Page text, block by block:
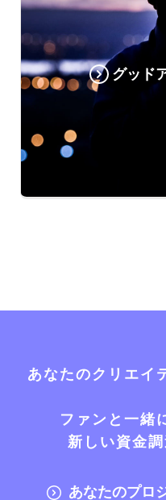
グッド
あなたのクリエイ
ファンと一緒
新しい資金
あなたのプロ